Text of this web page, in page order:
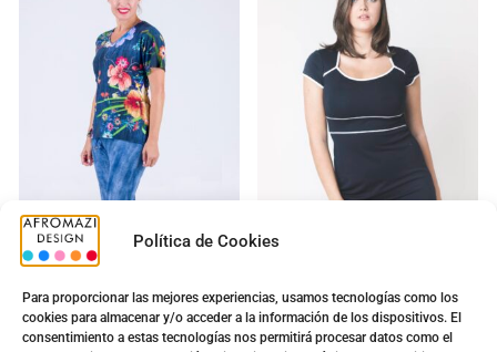
Política de Cookies
Para proporcionar las mejores experiencias, usamos tecnologías como los
cookies para almacenar y/o acceder a la información de los dispositivos. El
consentimiento a estas tecnologías nos permitirá procesar datos como el
Pirata Vaquero c/sin Brillo
8.70€ – 11.20€
Vestido G-0200016
Xylia